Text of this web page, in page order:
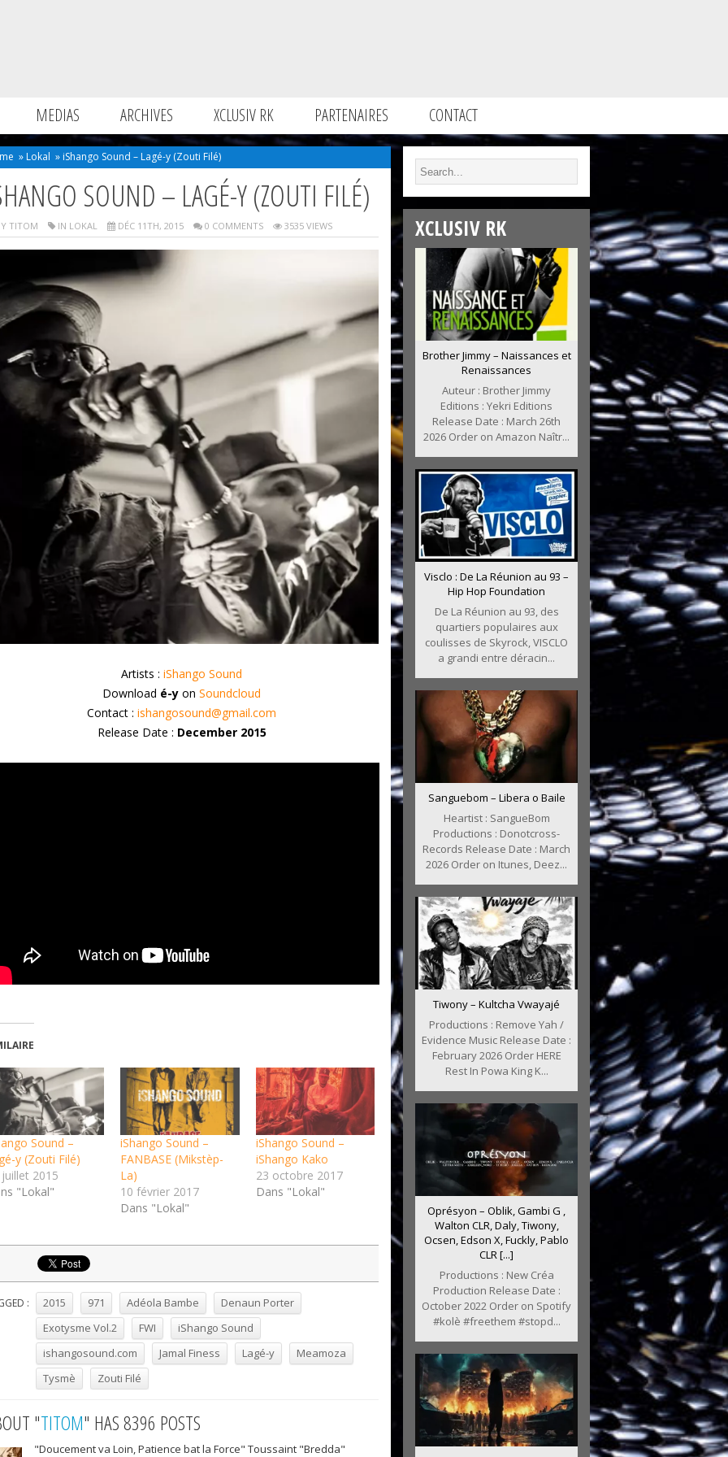
MEDIAS ARCHIVES XCLUSIV RK PARTENAIRES CONTACT
» Lokal » iShango Sound – Lagé-y (Zouti Filé)
SOUND – LAGÉ-Y (ZOUTI FILÉ)
TITOM IN LOKAL DÉC 11TH, 2015 0 COMMENTS 3535 VIEWS
Artists :iShango Sound
Download é-y onSoundcloud
Contact :ishangosound@gmail.com
Release Date : December 2015
Sound –
y (Zouti Filé)
2015
"Lokal"
iShango Sound –
FANBASE (Mikstèp-
La)
10 février 2017
Dans "Lokal"
iShango Sound –
iShango Kako
23 octobre 2017
Dans "Lokal"
: 2015 971 Adéola Bambe
Denaun Porter
Exotysme Vol.2
FWI
iShango Sound
ishangosound.com
Jamal Finess Lagé-y
Meamoza
Tysmè
Zouti Filé
"TITOM" HAS 8396 POSTS
"Doucement va Loin, Patience bat la Force" Toussaint "Bredda"
XCLUSIV RK
Brother Jimmy – Naissances et
Renaissances
Auteur : Brother Jimmy
Editions : Yekri Editions
Release Date : March 26th
2026 Order on Amazon Naîtr...
Visclo : De La Réunion au 93 –
Hip Hop Foundation
De La Réunion au 93, des
quartiers populaires aux
coulisses de Skyrock, VISCLO
a grandi entre déracin...
Sanguebom – Libera o Baile
Heartist : SangueBom
Productions : Donotcross-
Records Release Date : March
2026 Order on Itunes, Deez...
Tiwony – Kultcha Vwayajé
Productions : Remove Yah /
Evidence Music Release Date :
February 2026 Order HERE
Rest In Powa King K...
Oprésyon – Oblik, Gambi G ,
Walton CLR, Daly, Tiwony,
Ocsen, Edson X, Fuckly, Pablo
CLR [...]
Productions : New Créa
Production Release Date :
October 2022 Order on Spotify
#kolè #freethem #stopd...